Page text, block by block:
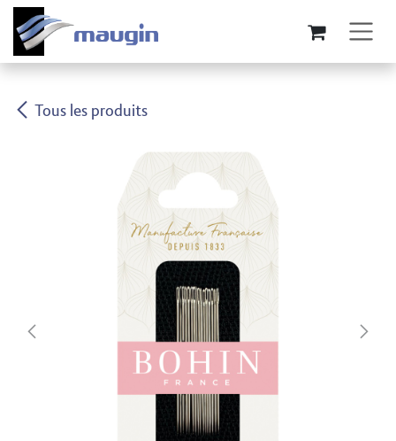
Se rendre au contenu
Tous les produits